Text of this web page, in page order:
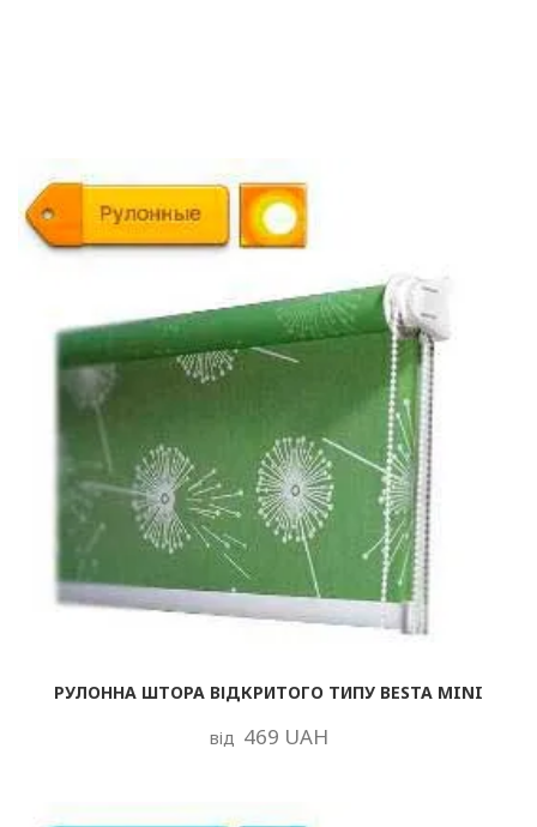
РУЛОННА ШТОРА ВІДКРИТОГО ТИПУ BESTA MINI
від 469 UAH